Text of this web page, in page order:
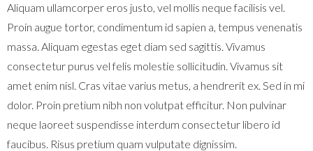
Aliquam ullamcorper eros justo, vel mollis neque facilisis vel.
Proin augue tortor, condimentum id sapien a, tempus venenatis
massa. Aliquam egestas eget diam sed sagittis. Vivamus
consectetur purus vel felis molestie sollicitudin. Vivamus sit
amet enim nisl. Cras vitae varius metus, a hendrerit ex. Sed in mi
dolor. Proin pretium nibh non volutpat efficitur. Non pulvinar
neque laoreet suspendisse interdum consectetur libero id
faucibus. Risus pretium quam vulputate dignissim.